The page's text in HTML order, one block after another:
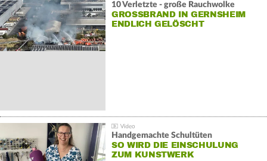
10 Verletzte - große Rauchwolke
GROSSBRAND IN GERNSHEIM E
NDLICH GELÖSCHT
Handgemachte Schultüten
SO WIRD DIE EINSCHULUNG
ZUM KUNSTWERK